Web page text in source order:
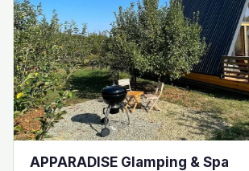
APPARADISE Glamping & Spa